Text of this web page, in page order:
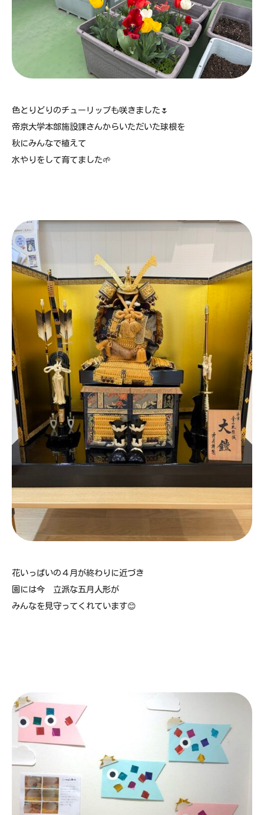
色とりどりのチューリップも咲きました🌷
帝京大学本部施設課さんからいただいた球根を
秋にみんなで植えて
水やりをして育てました🌱
花いっぱいの４月が終わりに近づき
園には今 立派な五月人形が
みんなを見守ってくれています😊